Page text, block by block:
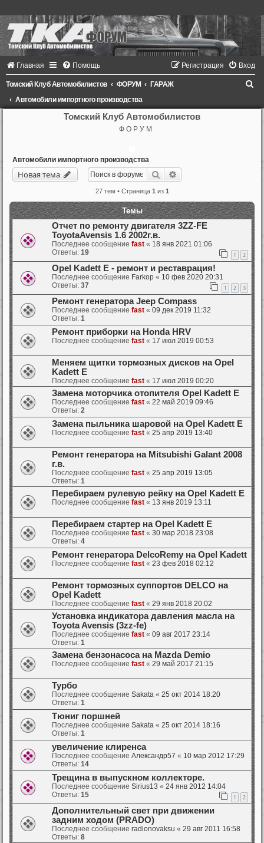
Главная Помощь Вход
Регистрация
Томский Клуб Автомобилистов ФОРУМ
ГАРАЖ
Автомобили импортного производства
Томский Клуб Автомобилистов
Ф О Р У М
Автомобили импортного производства
Новая тема Поиск
27 тем • Страница 1из 1
Темы
Отчет по ремонту двигателя 3ZZ-FE
ToyotaAvensis 1.6 2002г.в.
Последнее сообщение fast « 18 янв 2021 01:06
Ответы: 19 1 2
Opel Kadett E - ремонт и реставрация!
Последнее сообщение Farkop « 10 фев 2020 20:31
Ответы: 37 1 2 3
Ремонт генератора Jeep Compass
Последнее сообщение fast « 09 дек 2019 11:32
Ответы: 1
Ремонт приборки на Honda HRV
Последнее сообщение fast « 17 июл 2019 00:53
Меняем щитки тормозных дисков на Opel
Kadett E
Последнее сообщение fast « 17 июл 2019 00:20
Замена моторчика отопителя Opel Kadett E
Последнее сообщение fast « 22 май 2019 09:46
Ответы: 2
Замена пыльника шаровой на Opel Kadett E
Последнее сообщение fast « 25 апр 2019 13:40
Ремонт генератора на Mitsubishi Galant 2008
г.в.
Последнее сообщение fast « 25 апр 2019 13:05
Ответы: 1
Перебираем рулевую рейку на Opel Kadett E
Последнее сообщение fast « 13 янв 2019 13:11
Перебираем стартер на Opel Kadett E
Последнее сообщение fast « 30 мар 2018 23:08
Ответы: 4
Ремонт генератора DelcoRemy на Opel Kadett
Последнее сообщение fast « 23 фев 2018 02:12
Ремонт тормозных суппортов DELCO на
Opel Kadett
Последнее сообщение fast « 29 янв 2018 20:02
Установка индикатора давления масла на
Toyota Avensis (3zz-fe)
Последнее сообщение fast « 09 авг 2017 23:14
Ответы: 1
Замена бензонасоса на Mazda Demio
Последнее сообщение fast « 29 май 2017 21:15
Турбо
Последнее сообщение Sakata « 25 окт 2014 18:20
Ответы: 1
Тюниг поршней
Последнее сообщение Sakata « 25 окт 2014 18:16
Ответы: 1
увеличение клиренса
Последнее сообщение Александр57 « 10 мар 2012 17:29
Ответы: 14
Трещина в выпускном коллекторе.
Последнее сообщение Sirius13 « 24 янв 2012 14:04
Ответы: 15 1 2
Дополнительный свет при движении
задним ходом (PRADO)
Последнее сообщение radionovaksu « 29 авг 2011 16:58
Ответы: 8